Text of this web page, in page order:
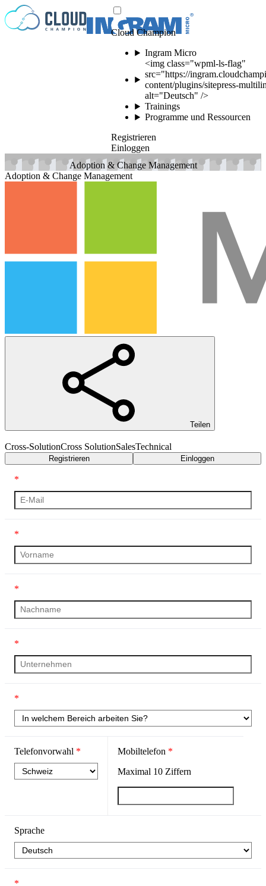
Zum Inhalt springen
Cloud Champion
Ingram Micro
<img class="wpml-ls-flag"
src="https://
content/plugins/sitepress-
alt="Deutsch" />
Trainings
Programme und Ressourcen
Registrieren
Einloggen
Adoption & Change Management
Adoption & Change Management
Teilen
Cross-SolutionCross SolutionSalesTechnical
Registrieren Einloggen
*
*
*
*
*
Telefonvorwahl * Mobiltelefon *
Maximal 10Ziffern
Sprache
*